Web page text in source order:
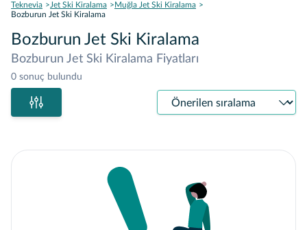
Teknevia Jet Ski Kiralama
Muğla Jet Ski Kiralama
Bozburun Jet Ski Kiralama
Bozburun Jet Ski Kiralama
Bozburun Jet Ski Kiralama Fiyatları
0 sonuç bulundu
Sıralama